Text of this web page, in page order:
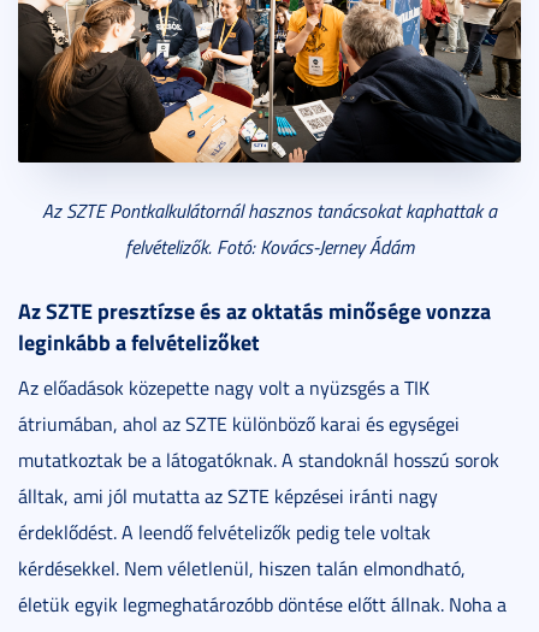
Az SZTE Pontkalkulátornál hasznos tanácsokat kaphattak a
felvételizők. Fotó: Kovács-Jerney Ádám
Az SZTE presztízse és az oktatás minősége vonzza
leginkább a felvételizőket
Az előadások közepette nagy volt a nyüzsgés a TIK
átriumában, ahol az SZTE különböző karai és egységei
mutatkoztak be a látogatóknak. A standoknál hosszú sorok
álltak, ami jól mutatta az SZTE képzései iránti nagy
érdeklődést. A leendő felvételizők pedig tele voltak
kérdésekkel. Nem véletlenül, hiszen talán elmondható,
életük egyik legmeghatározóbb döntése előtt állnak. Noha a